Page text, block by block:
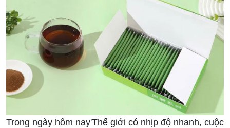
Trong ngày hôm nay'Thế giới có nhịp độ nhanh, cuộc